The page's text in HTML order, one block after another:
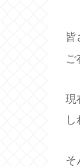
皆
ご
現
し
そ